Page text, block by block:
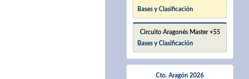
Bases y Clasificación
Circuito Aragonés Master +55
Bases y Clasificación
Cto. Aragón 2026